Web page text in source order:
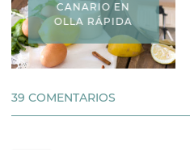
CANARIO EN
OLLA RÁPIDA
39 COMENTARIOS